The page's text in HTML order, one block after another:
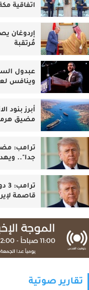
اتفاقية
إردوغان
مُرتقبة
عبدول
وينافس
أبرز بنود
مضيق
ترامب:
جدا"..
قاصمة
تقارير صوتية